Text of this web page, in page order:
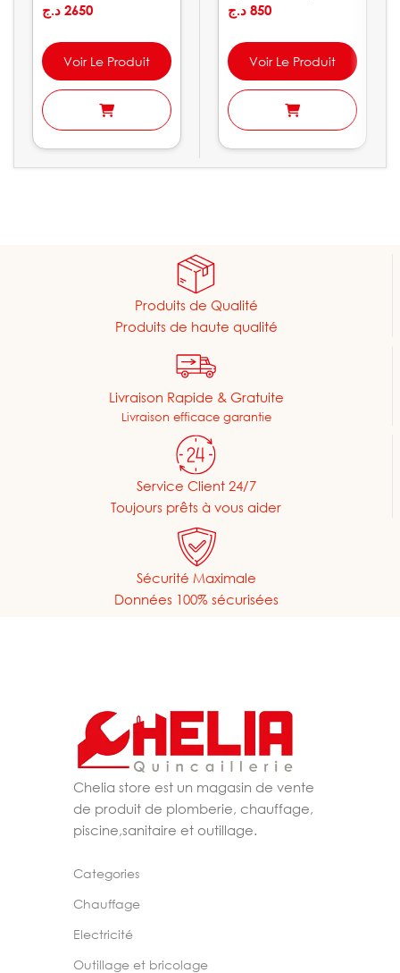
2650 د.ج
Voir Le Produit
THT250606
850 د.ج
Voir Le Produit
Produits de Qualité
Produits de haute qualité
Livraison Rapide & Gratuite
Livraison efficace garantie
Service Client 24/7
Toujours prêts à vous aider
Sécurité Maximale
Données 100% sécurisées
Chelia store est un magasin de vente
de produit de plomberie, chauffage,
piscine,sanitaire et outillage.
Categories
Chauffage
Electricité
Outillage et bricolage